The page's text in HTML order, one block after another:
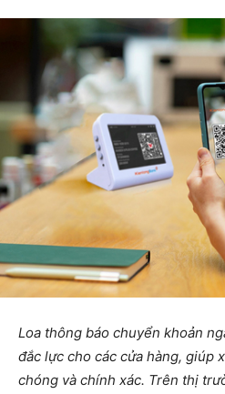
Loa thông báo chuyển khoản
đắc lực cho các cửa hàng, giúp
chóng và chính xác. Trên thị